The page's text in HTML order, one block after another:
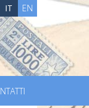
IT EN